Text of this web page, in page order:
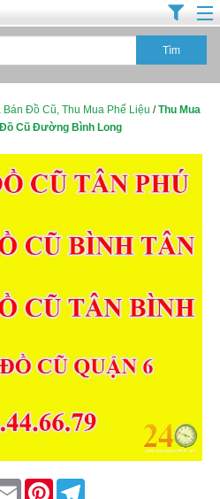
Đồ Cũ, Thu Mua Phế Liệu /Thu Mua
Đồ Cũ Đường Bình Long
Email Pinterest